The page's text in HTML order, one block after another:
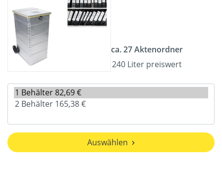
ca. 27 Aktenordner
240 Liter preiswert
Auswählen